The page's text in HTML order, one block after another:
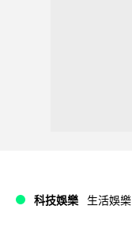
科技娛樂 生活娛樂